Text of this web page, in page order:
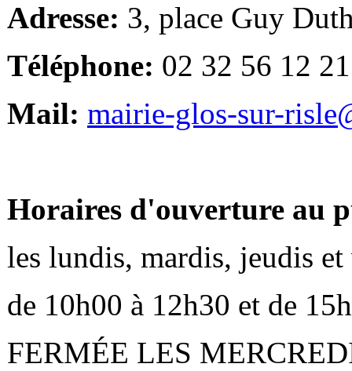
Adresse: 3, place Guy
Téléphone: 02 32 56 12 21
Mail: mairie-glos-sur-
Horaires d'ouverture au
les lundis, mardis, jeudis et
de 10h00 à 12h30 et de
FERMÉE LES